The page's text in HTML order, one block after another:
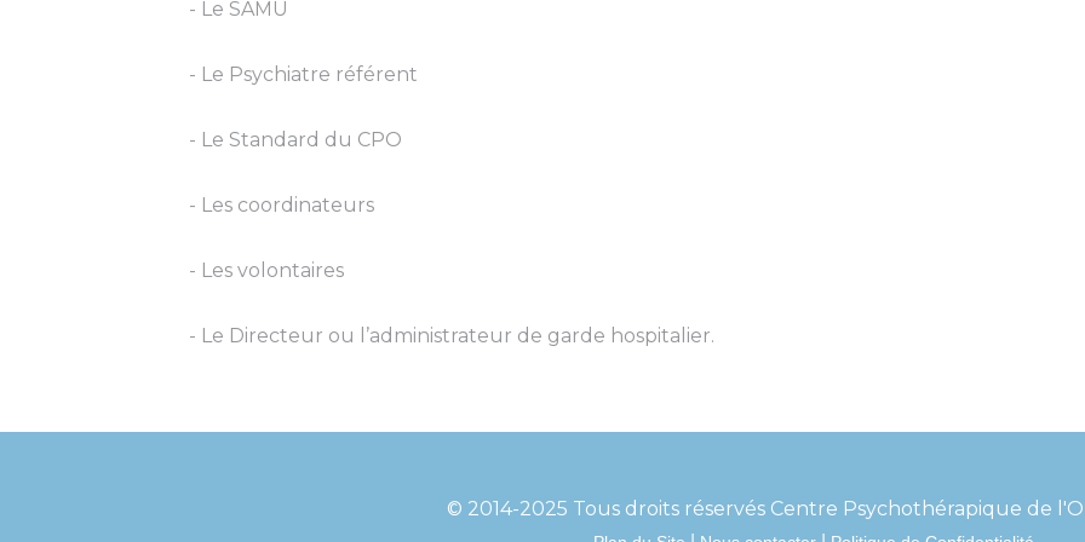
- Le SAMU
- Le Psychiatre référent
- Le Standard du CPO
- Les coordinateurs
- Les volontaires
- Le Directeur ou l’administrateur de garde hospitalier.
© 2014-2025 Tous droits réservés Centre Psychothérapique de